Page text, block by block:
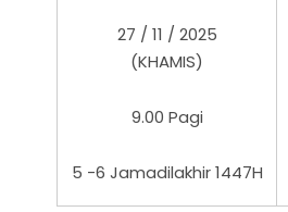
27 / 11 / 2025
(KHAMIS)
9.00 Pagi
5 -6 Jamadilakhir 1447H